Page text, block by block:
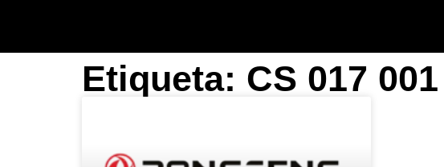
Etiqueta: CS 017 001